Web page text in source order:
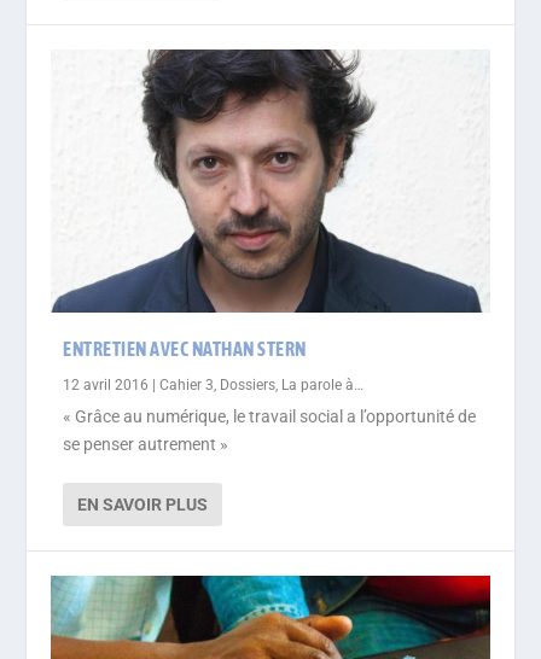
ENTRETIEN AVEC NATHAN STERN
12 avril 2016 |Cahier 3, Dossiers, La parole à…
« Grâce au numérique, le travail social a l’opportunité de
se penser autrement »
EN SAVOIR PLUS